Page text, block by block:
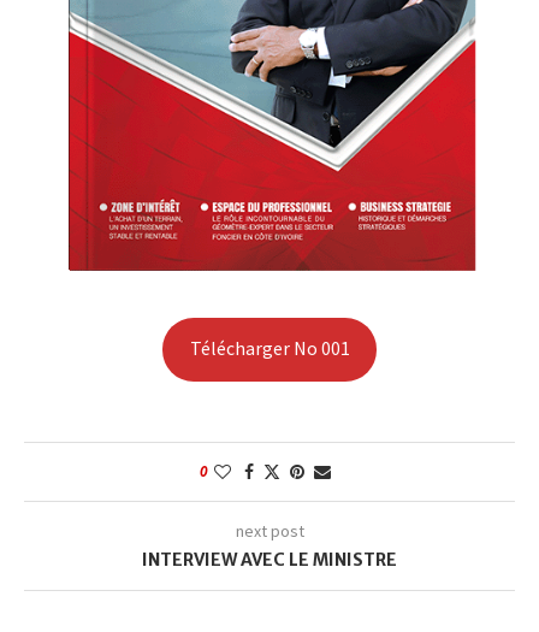
Télécharger No 001
0
next post
INTERVIEW AVEC LE MINISTRE